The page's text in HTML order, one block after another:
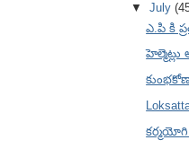
▼July
ఎ.పి కి